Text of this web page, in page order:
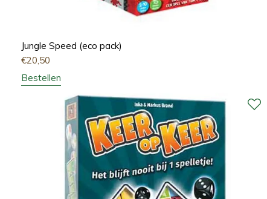
Jungle Speed (eco pack)
€20,50
Bestellen